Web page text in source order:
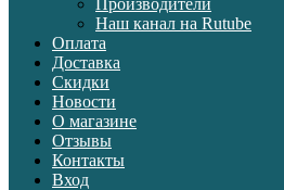
Производители
Наш канал на Rutube
Оплата
Доставка
Скидки
Новости
О магазине
Отзывы
Контакты
Вход